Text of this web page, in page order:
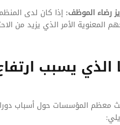
رضاء الموظف: إذا كان لدى
المعنوية الأمر الذي يزيد من
الذي يسبب
معظم المؤسسات حول أسباب